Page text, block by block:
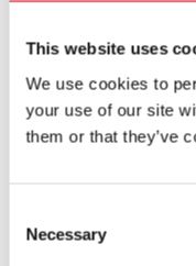
This website uses
We use cookies to
your use of our site
them or that they’ve
Selection
Necessary